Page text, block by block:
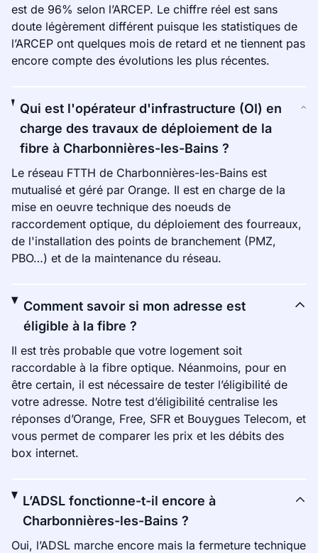
est de 96% selon l’ARCEP. Le chiffre réel est sans
doute légèrement différent puisque les statistiques de
l’ARCEP ont quelques mois de retard et ne tiennent pas
encore compte des évolutions les plus récentes.
Qui est l'opérateur d'infrastructure (OI) en
charge des travaux de déploiement de la
fibre à Charbonnières-les-Bains ?
Le réseau FTTH de Charbonnières-les-Bains est
mutualisé et géré par Orange. Il est en charge de la
mise en oeuvre technique des noeuds de
raccordement optique, du déploiement des fourreaux,
de l'installation des points de branchement (PMZ,
PBO…) et de la maintenance du réseau.
Comment savoir si mon adresse est
éligible à la fibre ?
Il est très probable que votre logement soit
raccordable à la fibre optique. Néanmoins, pour en
être certain, il est nécessaire de tester l’éligibilité de
votre adresse. Notre test d’éligibilité centralise les
réponses d’Orange, Free, SFR et Bouygues Telecom, et
vous permet de comparer les prix et les débits des
box internet.
L’ADSL fonctionne-t-il encore à
Charbonnières-les-Bains ?
Oui, l’ADSL marche encore mais la fermeture technique